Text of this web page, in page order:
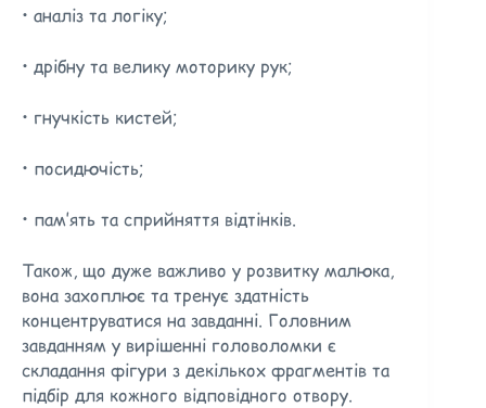
• аналіз та логіку;
• дрібну та велику моторику рук;
• гнучкість кистей;
• посидючість;
• пам’ять та сприйняття відтінків.
Також, що дуже важливо у розвитку малюка,
вона захоплює та тренує здатність
концентруватися на завданні. Головним
завданням у вирішенні головоломки є
складання фігури з декількох фрагментів та
підбір для кожного відповідного отвору.